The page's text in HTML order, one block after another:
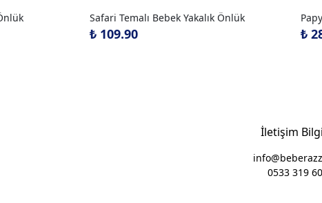
Safari Temalı Bebek Yakalık Önlük
₺ 109.90 ₺
İletişim
0533 319